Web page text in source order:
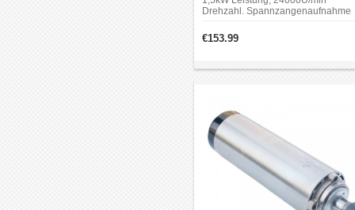
Drehzahl. Spannzangenaufnahme
Stromaufnahme 8A, Frequenz
€153.99